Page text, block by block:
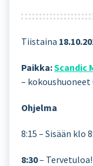
Tiistaina
Paikka:Scandic
–
Ohjelma
8:15 – Sisään klo
8:30– Tervetuloa!